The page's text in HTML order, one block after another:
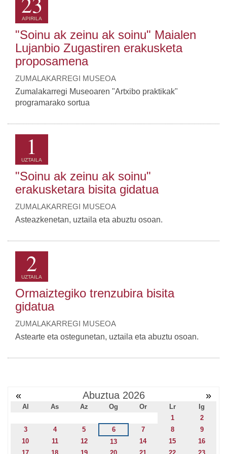
APIRILA
"Soinu ak zeinu ak soinu" Maialen
Lujanbio Zugastiren erakusketa
proposamena
ZUMALAKARREGI MUSEOA
Zumalakarregi Museoaren "Artxibo praktikak"
programarako sortua
1
UZTAILA
"Soinu ak zeinu ak soinu"
erakusketara bisita gidatua
ZUMALAKARREGI MUSEOA
Asteazkenetan, uztaila eta abuztu osoan.
2
UZTAILA
Ormaiztegiko trenzubira bisita
gidatua
ZUMALAKARREGI MUSEOA
Astearte eta ostegunetan, uztaila eta abuztu osoan.
« Abuztua 2026 »
Al As Az Og Or Lr
Ig
1
2
3
4 5 6 7 8
9
10
11 12 13 14 15
16